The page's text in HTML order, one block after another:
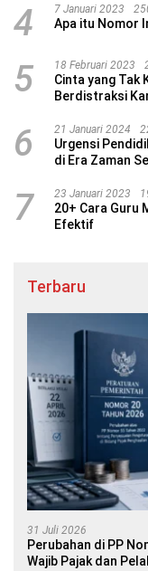
4 7 Januari 2023
Apa itu Nomor
5 18 Februari 2023
Cinta yang Tak
Berdistraksi
6 21 Januari 2024
Urgensi
di Era Zaman
7 23 Januari 2023
20+ Cara Guru
Efektif
Terbaru
31 Juli 2026
Perubahan di PP
Wajib Pajak dan